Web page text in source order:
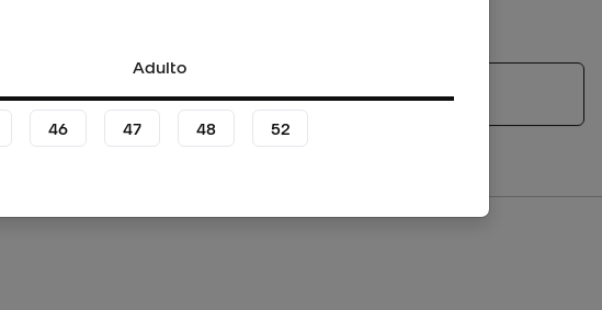
Ver produtos semelhantes
Adulto
46 47 48 52